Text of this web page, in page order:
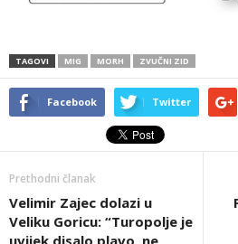
TAGOVI MIG MORH ZVUČNI ZID
Facebook Twitter
Prethodni članak
Velimir Zajec dolazi u
Veliku Goricu: “Turopolje je